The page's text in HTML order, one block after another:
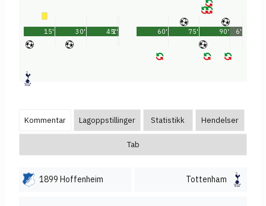
45'
15' 30' 1' 90'
60' 75' 6'
Kommentar Lagoppstillinger Statistikk Hendelser
Tab
1899 Hoffenheim Tottenham